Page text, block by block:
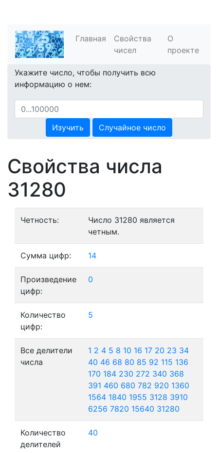
Главная
Свойства
чисел
О
проекте
Укажите число, чтобы получить всю
информацию о нем:
Изучить Случайное число
Свойства числа
31280
Четность:
Число 31280 является
четным.
Сумма цифр: 14
Произведение
цифр:
0
Количество
цифр:
5
Все делители
числа
1 2 4 5 8 10 16 17 20 23 34
40 46 68 80 85 92 115 136
170 184 230 272 340 368
391 460 680 782 920 1360
1564 1840 1955 3128 3910
6256 7820 15640 31280
Количество
делителей
40